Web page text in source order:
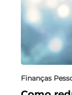
Finanças